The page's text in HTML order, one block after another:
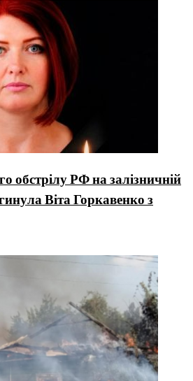
обстрілу РФ на залізничній
Віта Горкавенко з